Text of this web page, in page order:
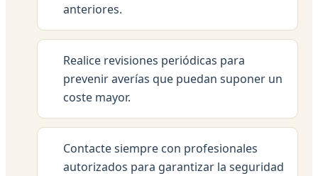
anteriores.
Realice revisiones periódicas para
prevenir averías que puedan suponer un
coste mayor.
Contacte siempre con profesionales
autorizados para garantizar la seguridad